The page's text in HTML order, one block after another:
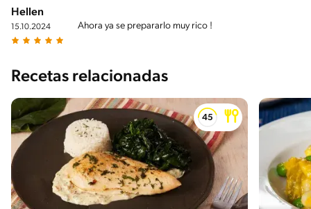
Hellen
15.10.2024 Ahora ya se prepararlo muy rico !
Recetas relacionadas